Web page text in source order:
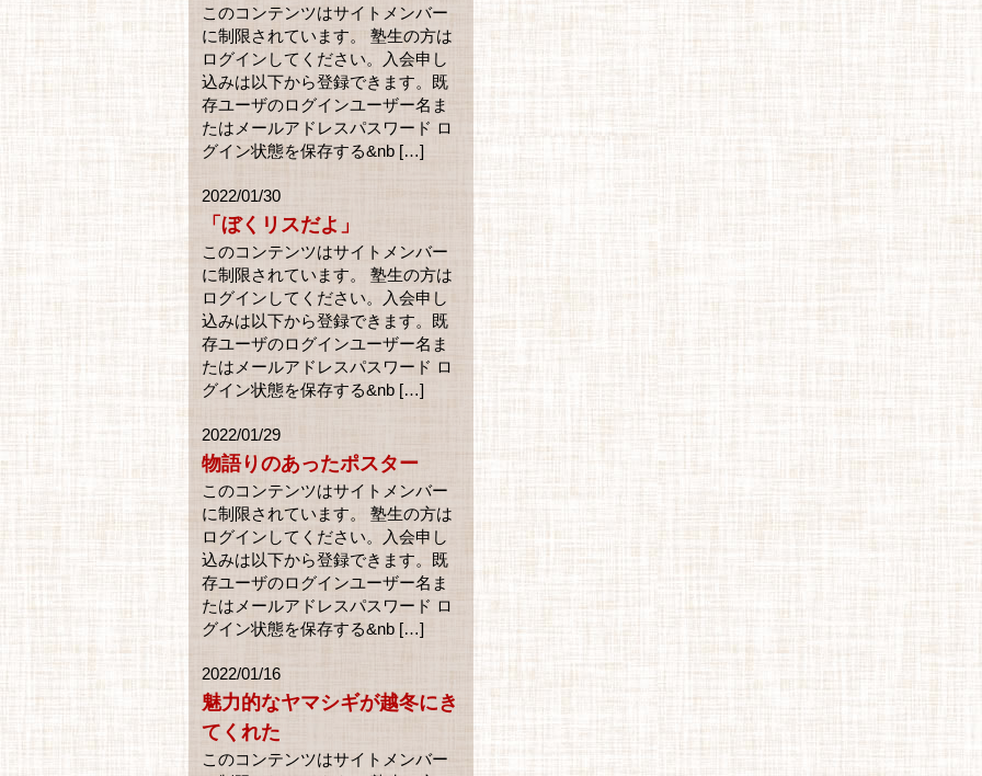
このコンテンツはサイトメンバー
に制限されています。 塾生の方は
ログインしてください。入会申し
込みは以下から登録できます。既
存ユーザのログインユーザー名ま
たはメールアドレスパスワード ロ
グイン状態を保存する&nb […]
2022/01/30
「ぼくリスだよ」
このコンテンツはサイトメンバー
に制限されています。 塾生の方は
ログインしてください。入会申し
込みは以下から登録できます。既
存ユーザのログインユーザー名ま
たはメールアドレスパスワード ロ
グイン状態を保存する&nb […]
2022/01/29
物語りのあったポスター
このコンテンツはサイトメンバー
に制限されています。 塾生の方は
ログインしてください。入会申し
込みは以下から登録できます。既
存ユーザのログインユーザー名ま
たはメールアドレスパスワード ロ
グイン状態を保存する&nb […]
2022/01/16
魅力的なヤマシギが越冬にき
てくれた
このコンテンツはサイトメンバー